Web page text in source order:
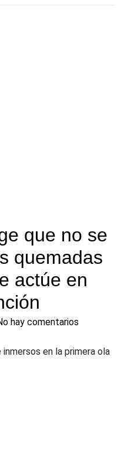
que no se
quemadas
actúe en
hay comentarios
en la primera ola